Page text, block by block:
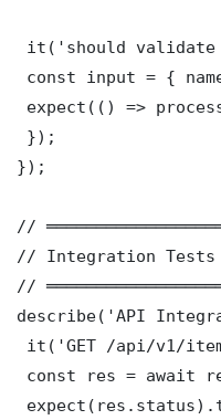
it('should
const input = {
expect(() =>
});
});
//
// Integration Tests
//
describe('API
it('GET /api/v1/
const res = await